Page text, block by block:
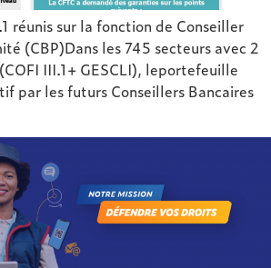
réunis sur la fonction de Conseiller
(CBP)Dans les 745 secteurs avec 2
III.1+ GESCLI), leportefeuille
par les futurs Conseillers Bancaires